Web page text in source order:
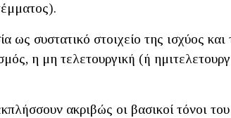
ως συστατικό στοιχείο της ισχύος
η μη τελετουργική (ή
ακριβώς οι βασικοί τόνοι